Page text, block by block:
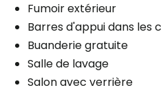
Fumoir extérieur
Barres d'appui dans les
Buanderie gratuite
Salle de lavage
Salon avec verrière